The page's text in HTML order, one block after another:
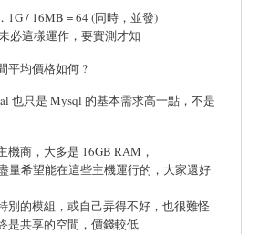
1G / 16MB = 64 (同時，並發)
必這樣運作，要實測才知
平均價格如何 ?
也只是 Mysql 的基本需求高一點，不是
機商，大多是 16GB RAM，
量希望能在這些主機運行的，大家還好
別的模組，或自己弄得不好，也很難怪
是共享的空間，價錢較低